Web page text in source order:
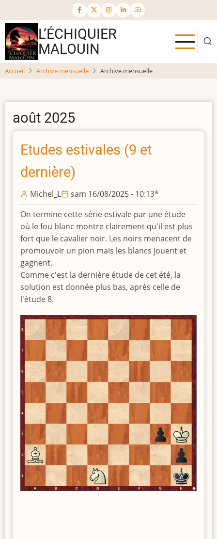
au
contenu
principal
L’ÉCHIQUIER
MALOUIN
Accueil Archive mensuelle Archive mensuelle
août 2025
Etudes estivales (9 et
dernière)
Michel_L sam 16/08/2025 - 10:13*
On termine cette série estivale par une étude
où le fou blanc montre clairement qu'il est plus
fort que le cavalier noir. Les noirs menacent de
promouvoir un pion mais les blancs jouent et
gagnent.
Comme c'est la dernière étude de cet été, la
solution est donnée plus bas, après celle de
l'étude 8.